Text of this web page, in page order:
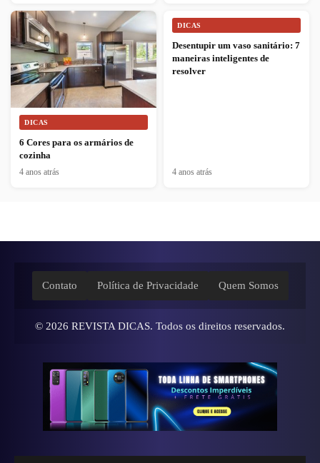
DICAS
6 Cores para os armários de
cozinha
4 anos atrás
DICAS
Desentupir um vaso sanitário: 7
maneiras inteligentes de
resolver
4 anos atrás
Contato Política de Privacidade Quem Somos
© 2026 REVISTA DICAS. Todos os direitos reservados.